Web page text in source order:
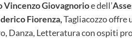
Vincenzo Giovagnorioe dell’
Fiorenza,Tagliacozzooffre
Danza, Letteratura con ospiti